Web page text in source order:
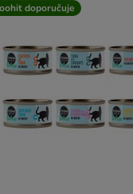
doporučuje